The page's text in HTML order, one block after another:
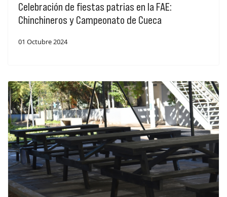
Celebración de fiestas patrias en la FAE:
Chinchineros y Campeonato de Cueca
01 Octubre 2024